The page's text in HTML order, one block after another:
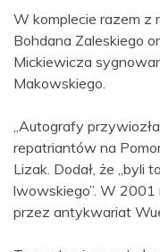
W komplecie razem z
Bohdana Zaleskiego
Mickiewicza
Makowskiego.
„Autografy
repatriantów na
Lizak. Dodał, że „byli
lwowskiego”. W 2001
przez antykwariat